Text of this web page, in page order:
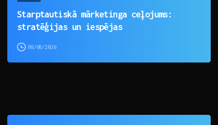
Starptautiskā mārketinga ceļojums:
stratēģijas un iespējas
08/08/2026